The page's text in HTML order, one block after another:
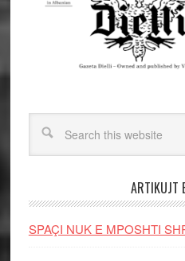
ARTIKUJT
SPAÇI NUK E MPOSHTI